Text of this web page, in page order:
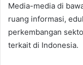
Media-media di
ruang informasi,
perkembangan
terkait di Indonesia.